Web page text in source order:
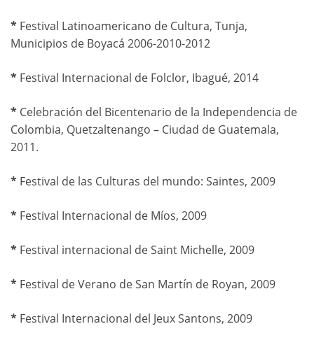
* Festival Latinoamericano de Cultura, Tunja,
Municipios de Boyacá 2006-2010-2012
* Festival Internacional de Folclor, Ibagué, 2014
* Celebración del Bicentenario de la Independencia de
Colombia, Quetzaltenango – Ciudad de Guatemala,
2011.
* Festival de las Culturas del mundo: Saintes, 2009
* Festival Internacional de Míos, 2009
* Festival internacional de Saint Michelle, 2009
* Festival de Verano de San Martín de Royan, 2009
* Festival Internacional del Jeux Santons, 2009